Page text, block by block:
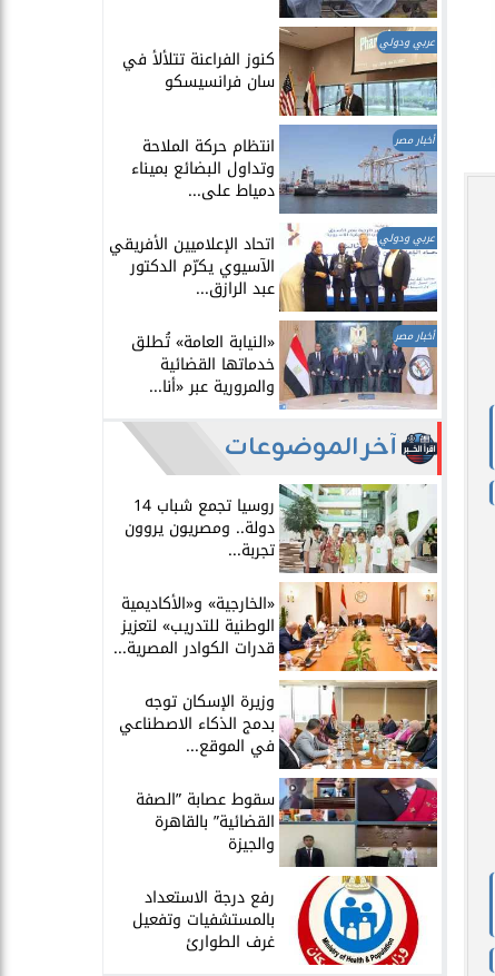
عربي ودولي
​كنوز الفراعنة تتلألأ في
سان فرانسيسكو
أخبار مصر انتظام حركة الملاحة
وتداول البضائع بميناء
دمياط على...
عربي ودولي اتحاد الإعلاميين الأفريقي
الآسيوي يكرّم الدكتور
عبد الرازق...
أخبار مصر ​«النيابة العامة» تُطلق
خدماتها القضائية
والمرورية عبر «أنا...
آخر الموضوعات
روسيا تجمع شباب 14
دولة.. ومصريون يروون
تجربة...
​«الخارجية» و«الأكاديمية
الوطنية للتدريب» لتعزيز
قدرات الكوادر المصرية...
​وزيرة الإسكان توجه
بدمج الذكاء الاصطناعي
في الموقع...
سقوط عصابة ”الصفة
القضائية” بالقاهرة
والجيزة
​رفع درجة الاستعداد
بالمستشفيات وتفعيل
غرف الطوارئ